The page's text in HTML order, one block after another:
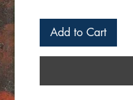
Add to Cart